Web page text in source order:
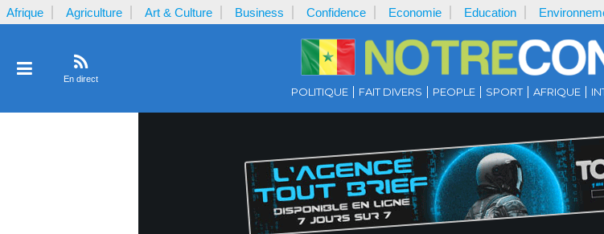
Afrique Agriculture Art & Culture Business Confidence Economie Education
En direct
POLITIQUE FAIT DIVERS PEOPLE SPORT AFRIQUE